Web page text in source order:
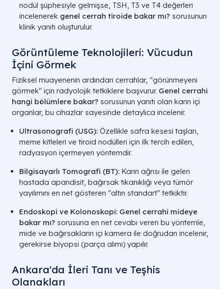
nodül şüphesiyle gelmişse, TSH, T3 ve T4 değerleri
incelenerek genel cerrah tiroide bakar mı? sorusunun
klinik yanıtı oluşturulur.
Görüntüleme Teknolojileri: Vücudun
İçini Görmek
Fiziksel muayenenin ardından cerrahlar, "görünmeyeni
görmek" için radyolojik tetkiklere başvurur. Genel cerrahi
hangi bölümlere bakar? sorusunun yanıtı olan karın içi
organlar, bu cihazlar sayesinde detaylıca incelenir.
Ultrasonografi (USG): Özellikle safra kesesi taşları,
meme kitleleri ve tiroid nodülleri için ilk tercih edilen,
radyasyon içermeyen yöntemdir.
Bilgisayarlı Tomografi (BT): Karın ağrısı ile gelen
hastada apandisit, bağırsak tıkanıklığı veya tümör
yayılımını en net gösteren "altın standart" tetkiktir.
Endoskopi ve Kolonoskopi: Genel cerrahi mideye
bakar mı? sorusuna en net cevabı veren bu yöntemle,
mide ve bağırsakların içi kamera ile doğrudan incelenir,
gerekirse biyopsi (parça alımı) yapılır.
Ankara'da İleri Tanı ve Teşhis
Olanakları